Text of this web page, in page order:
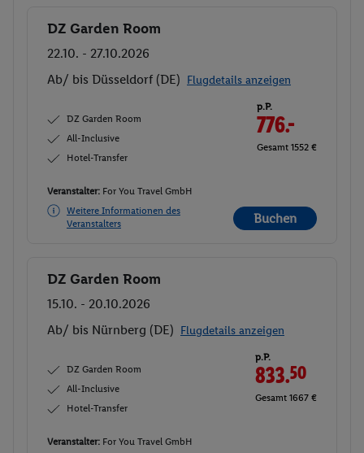
Buchen
DZ Garden Room
22.10. - 27.10.2026
Ab/ bis Düsseldorf (DE) Flugdetails anzeigen
DZ Garden Room
All-Inclusive
Hotel-Transfer
p.P.
776.-
Gesamt 1552 €
Veranstalter: For You Travel GmbH
Weitere Informationen des
Veranstalters
Buchen
Buchen
DZ Garden Room
15.10. - 20.10.2026
Ab/ bis Nürnberg (DE) Flugdetails anzeigen
DZ Garden Room
All-Inclusive
Hotel-Transfer
p.P.
833.50
Gesamt 1667 €
Veranstalter: For You Travel GmbH